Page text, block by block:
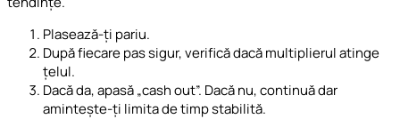
Plasează-ți pariu.
După fiecare pas sigur, verifică dacă multiplierul atinge
țelul.
Dacă da, apasă „cash out”. Dacă nu, continuă dar
amintește-ți limita de timp stabilită.